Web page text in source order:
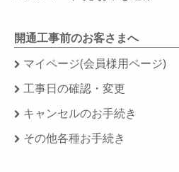
開通工事前のお客さまへ
マイページ(会員様用ページ)
工事日の確認・変更
キャンセルのお手続き
その他各種お手続き